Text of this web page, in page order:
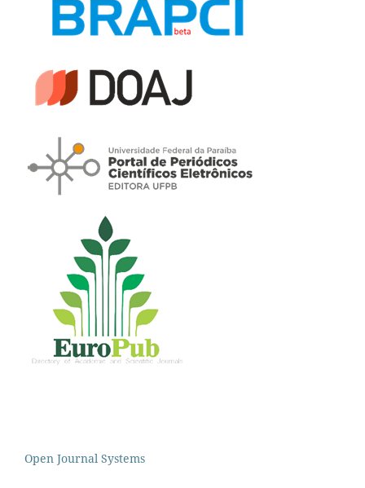
Open Journal Systems